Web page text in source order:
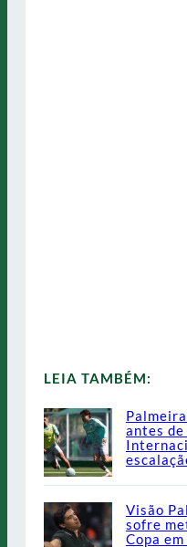
LEIA TAMBÉM:
antes
Visão
sofre
Copa